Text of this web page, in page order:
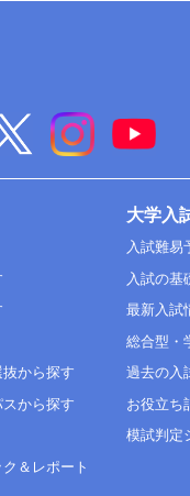
から探す
から探す
＆レポート
大学入
入試難易
入試の基
最新入試
総合型・
過去の入
お役立ち
模試判定